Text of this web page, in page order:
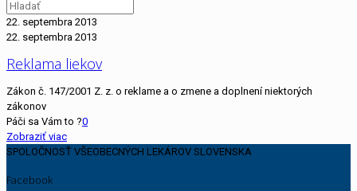
22. septembra 2013
22. septembra 2013
Reklama liekov
Zákon č. 147/2001 Z. z. o reklame a o zmene a doplnení niektorých
zákonov
Páči sa Vám to ?0
Zobraziť viac
SPOLOČNOSŤ VŠEOBECNÝCH LEKÁROV SLOVENSKA
Facebook